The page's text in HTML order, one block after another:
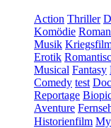
Action Thriller
Komödie
Musik
Erotik
Musical Fantasy
Comedy test
Reportage
Aventure
Historienfilm